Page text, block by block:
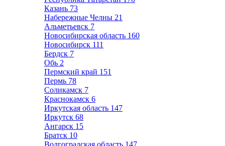
Казань 73
Набережные Челны 21
Альметьевск 7
Новосибирская область 160
Новосибирск 111
Бердск 7
Обь 2
Пермский край 151
Пермь 78
Соликамск 7
Краснокамск 6
Иркутская область 147
Иркутск 68
Ангарск 15
Братск 10
Волгоградская область 147